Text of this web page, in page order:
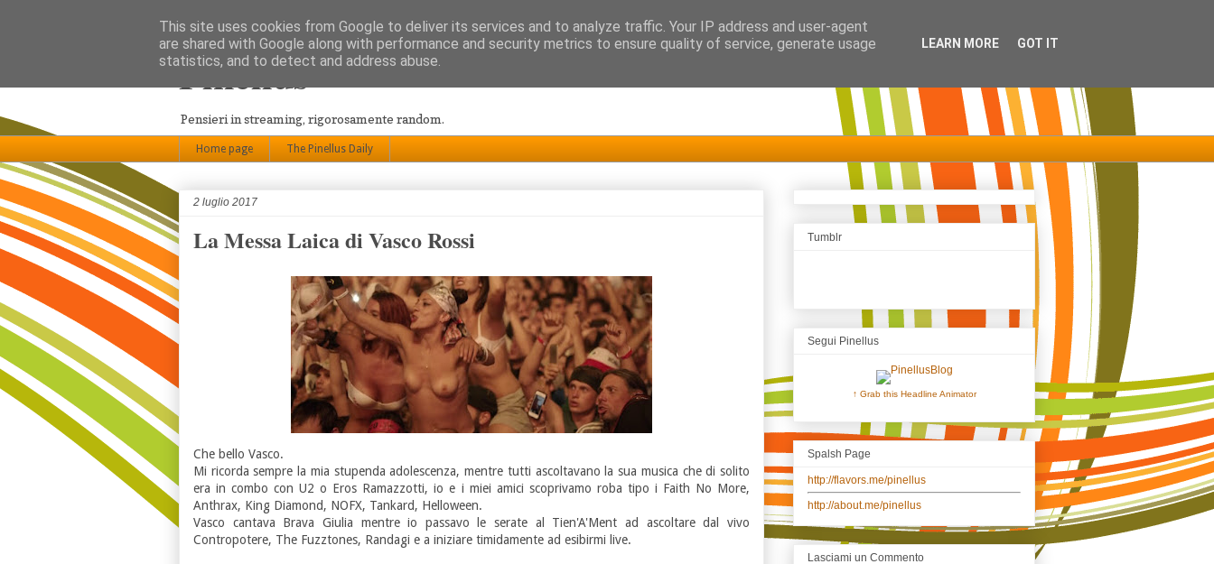
Pinellus
Pensieri in streaming, rigorosamente random.
Home page The Pinellus Daily
2 luglio 2017
La Messa Laica di Vasco Rossi
Che bello Vasco.
Mi ricorda sempre la mia stupenda adolescenza, mentre tutti ascoltavano la sua musica che di solito
era in combo con U2 o Eros Ramazzotti, io e i miei amici scoprivamo roba tipo i Faith No More,
Anthrax, King Diamond, NOFX, Tankard, Helloween.
Vasco cantava Brava Giulia mentre io passavo le serate al Tien'A'Ment ad ascoltare dal vivo
Contropotere, The Fuzztones, Randagi e a iniziare timidamente ad esibirmi live.
Tumblr
Segui Pinellus
↑ Grab this Headline Animator
Spalsh Page
http://flavors.me/pinellus
http://about.me/pinellus
Lasciami un Commento
This site uses cookies from Google to deliver its services and to analyze traffic. Your IP address and user-agent
are shared with Google along with performance and security metrics to ensure quality of service, generate usage
statistics, and to detect and address abuse.
LEARN MORE GOT IT